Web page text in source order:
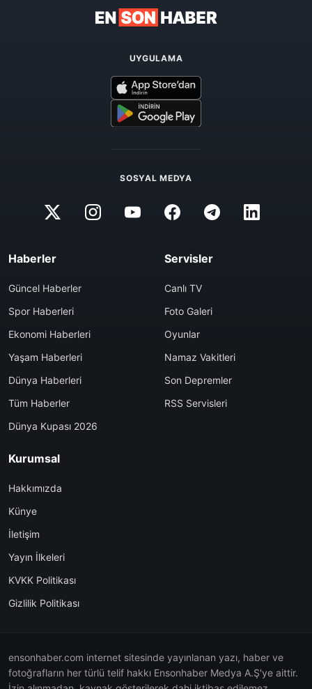
UYGULAMA
SOSYAL MEDYA
Haberler
Güncel Haberler
Spor Haberleri
Ekonomi Haberleri
Yaşam Haberleri
Dünya Haberleri
Tüm Haberler
Dünya Kupası 2026
Servisler
Canlı TV
Foto Galeri
Oyunlar
Namaz Vakitleri
Son Depremler
RSS Servisleri
Kurumsal
Hakkımızda
Künye
İletişim
Yayın İlkeleri
KVKK Politikası
Gizlilik Politikası
ensonhaber.com internet sitesinde yayınlanan yazı, haber ve
fotoğrafların her türlü telif hakkı Ensonhaber Medya A.Ş'ye aittir.